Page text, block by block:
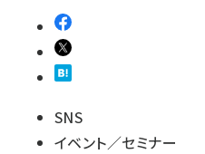
SNS
イベント／セミナー